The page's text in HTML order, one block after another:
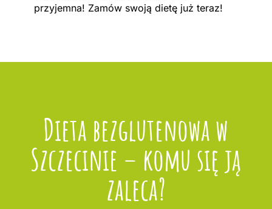
przyjemna! Zamów swoją dietę już teraz!
Dieta bezglutenowa w
Szczecinie – komu się ją
zaleca?